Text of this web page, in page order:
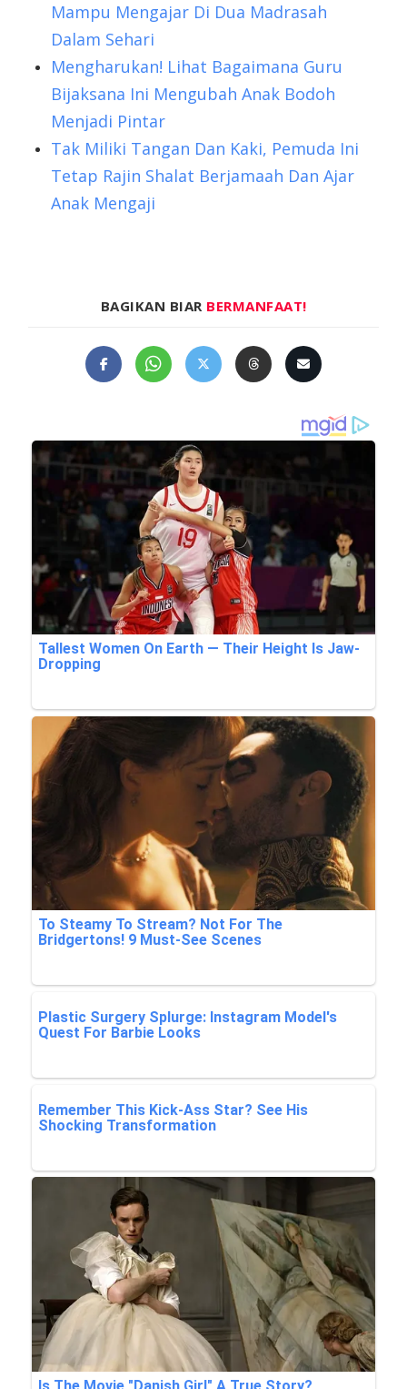
Mampu Mengajar Di Dua Madrasah
Dalam Sehari
Mengharukan! Lihat Bagaimana Guru
Bijaksana Ini Mengubah Anak Bodoh
Menjadi Pintar
Tak Miliki Tangan Dan Kaki, Pemuda Ini
Tetap Rajin Shalat Berjamaah Dan Ajar
Anak Mengaji
BAGIKAN BIAR BERMANFAAT!